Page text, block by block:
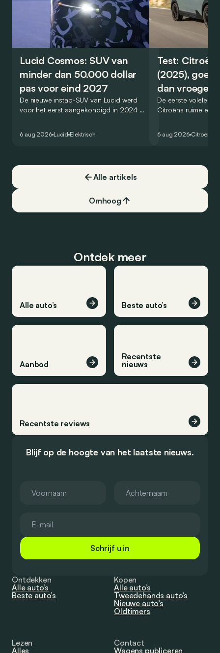
Lucid Cosmos: SUV van
minder dan 50.000 dollar
pas voor eind 2027
De nieuwe instap-SUV van Lucid werd
voor het eerst aangekondigd in 2024 en
constructeur vervoegen.
6 aug 2026 Lucid Elektrisch
Test: Citroën
(2025), goed
dan vroeger
De eerste
Citroëns ruime en
dat ook gelukt?
6 aug 2026 Citroën
Alle artikels
Omhoog
Ontdek meer
Alle auto’s Beste auto’s
Aanbod
Recentste
nieuws
Recentste reviews
Blijf op de hoogte van het laatste nieuws.
Schrijf u in
Ontdekken
Alle auto’s
Beste auto’s
Kopen
Alle auto’s
Tweedehands auto’s
Nieuwe auto’s
Oldtimers
Lezen
Alles
Contact
Wagens publiceren